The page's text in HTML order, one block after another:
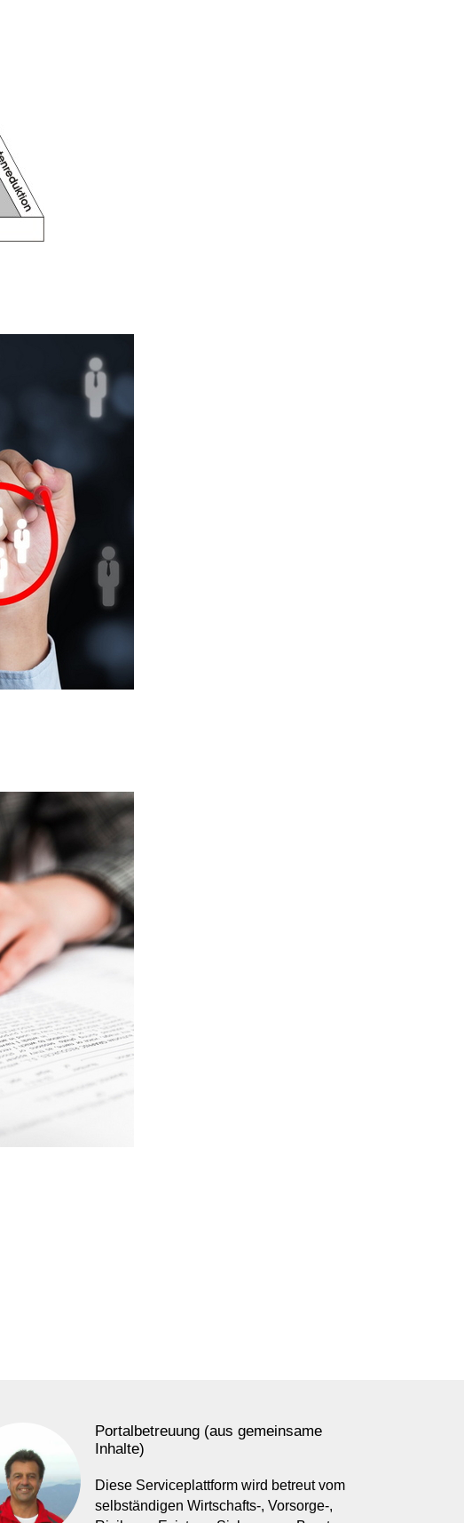
Portalbetreuung (aus gemeinsame
Inhalte)
Diese Serviceplattform wird betreut vom
selbständigen Wirtschafts-, Vorsorge-,